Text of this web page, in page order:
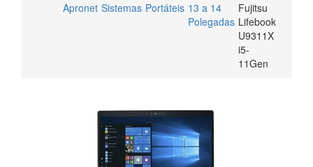
Apronet Sistemas Portáteis 13 a 14
Polegadas
Fujitsu
Lifebook
U9311X
i5-
11Gen